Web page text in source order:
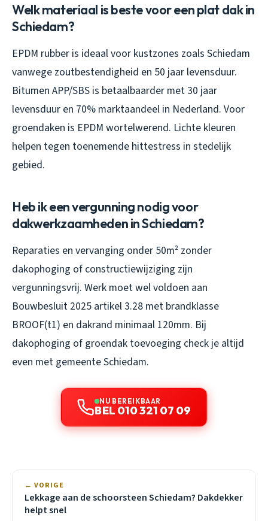
Welk materiaal is beste voor een plat dak in
Schiedam?
EPDM rubber is ideaal voor kustzones zoals Schiedam
vanwege zoutbestendigheid en 50 jaar levensduur.
Bitumen APP/SBS is betaalbaarder met 30 jaar
levensduur en 70% marktaandeel in Nederland. Voor
groendaken is EPDM wortelwerend. Lichte kleuren
helpen tegen toenemende hittestress in stedelijk
gebied.
Heb ik een vergunning nodig voor
dakwerkzaamheden in Schiedam?
Reparaties en vervanging onder 50m² zonder
dakophoging of constructiewijziging zijn
vergunningsvrij. Werk moet wel voldoen aan
Bouwbesluit 2025 artikel 3.28 met brandklasse
BROOF(t1) en dakrand minimaal 120mm. Bij
dakophoging of groendak toevoeging check je altijd
even met gemeente Schiedam.
NU BEREIKBAAR
BEL 010 321 07 09
← VORIGE
Lekkage aan de schoorsteen Schiedam? Dakdekker
helpt snel